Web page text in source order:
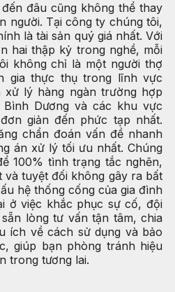
đâu cũng không thể thay
người. Tại công ty chúng tôi,
là tài sản quý giá nhất. Với
hai thập kỷ trong nghề, mỗi
không chỉ là một người thợ
gia thực thụ trong lĩnh vực
lý hàng ngàn trường hợp
Dương và các khu vực
giản đến phức tạp nhất.
chẩn đoán vấn đề nhanh
án xử lý tối ưu nhất. Chúng
100% tình trạng tắc nghẽn,
và tuyệt đối không gây ra bất
hệ thống cống của gia đình
ở việc khắc phục sự cố, đội
lòng tư vấn tận tâm, chia
ích về cách sử dụng và bảo
giúp bạn phòng tránh hiệu
trong tương lai.